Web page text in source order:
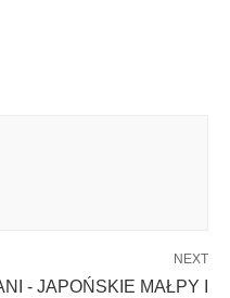
NEXT
- JAPOŃSKIE MAŁPY I